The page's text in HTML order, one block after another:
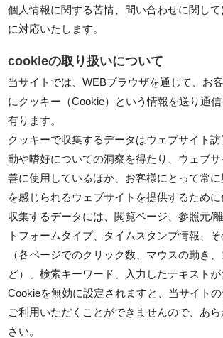
個人情報に関する苦情、問い合わせに関し
に対応いたします。
cookieの取り扱いについて
当サイトでは、WEBブラウザを通じて、お
にクッキー（Cookie）という情報を送り通
有ります。
クッキーで収集するデータはウェブサイト
動や嗜好についての洞察を得たり、ウェブ
善に使用しているほか、お客様にとって常
を感じられるウェブサイトを提供するために
収集するデータには、閲覧ページ、参照元/
トフォームタイプ、タイムスタンプ情報、
（各ページでのクリック数、マウスの動き
ど）、検索キーワード、入力したテキストが
Cookieを無効に設定されますと、当サイト
ご利用いただくことができませんので、あ
さい。